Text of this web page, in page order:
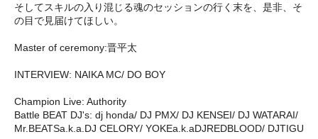
そしてスキルの入り混じる魂のセッションの行く末を、是非、そ
の目で見届けてほしい。
Master of ceremony:晋平太
INTERVIEW: NAIKA MC/ DO BOY
Champion Live: Authority
Battle BEAT DJ's: dj honda/ DJ PMX/ DJ KENSEI/ DJ WATARAI/
Mr.BEATSa.k.a.DJ CELORY/ YOKEa.k.aDJREDBLOOD/ DJTIGU